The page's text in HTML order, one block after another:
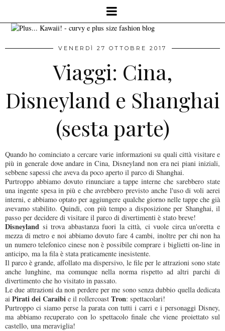
VENERDÌ 27 OTTOBRE 2017
Viaggi: Cina,
Disneyland e Shanghai
(sesta parte)
Quando ho cominciato a cercare varie informazioni su quali città visitare e
più in generale dove andare in Cina, Disneyland non era nei piani iniziali,
sebbene sapessi che aveva da poco aperto il parco di Shanghai.
Purtroppo abbiamo dovuto rinunciare a tappe interne che sarebbero state
una ingente spesa in più e che avrebbero previsto anche l'uso di voli aerei
interni, e abbiamo optato per aggiungere qualche giorno nelle tappe che già
avevamo stabilito. Quindi, con più tempo a disposizione per Shanghai, il
passo per decidere di visitare il parco di divertimenti è stato breve!
Disneyland si trova abbastanza fuori la città, ci vuole circa un'oretta e
mezza di metro e noi abbiamo dovuto fare 4 cambi, inoltre per chi non ha
un numero telefonico cinese non è possibile comprare i biglietti on-line in
anticipo, ma la fila è stata praticamente inesistente.
Il parco è grande, affollato ma dispersivo, le file per le attrazioni sono state
anche lunghine, ma comunque nella norma rispetto ad altri parchi di
divertimento che ho visitato in passato.
Le due attrazioni da non perdere per me sono senza dubbio quella dedicata
ai Pirati dei Caraibi e il rollercoast Tron: spettacolari!
Purtroppo ci siamo perse la parata con tutti i carri e i personaggi Disney,
ma abbiamo recuperato con lo spettacolo finale che viene proiettato sul
castello, una meraviglia!